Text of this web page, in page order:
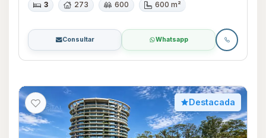
3 273 600 600 m²
Consultar Whatsapp
Destacada